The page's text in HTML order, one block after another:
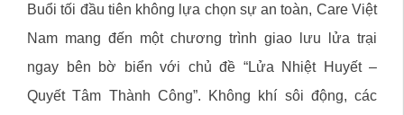
Buổi tối đầu tiên không lựa chọn sự an toàn, Care Việt
Nam mang đến một chương trình giao lưu lửa trại
ngay bên bờ biển với chủ đề “Lửa Nhiệt Huyết –
Quyết Tâm Thành Công”. Không khí sôi động, các